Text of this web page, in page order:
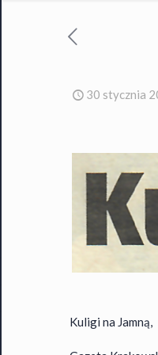
30 stycznia
Kuligi na Jamną,